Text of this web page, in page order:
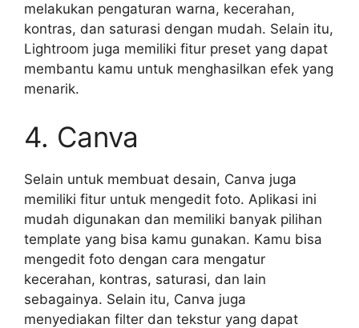
melakukan pengaturan warna, kecerahan,
kontras, dan saturasi dengan mudah. Selain itu,
Lightroom juga memiliki fitur preset yang dapat
membantu kamu untuk menghasilkan efek yang
menarik.
4. Canva
Selain untuk membuat desain, Canva juga
memiliki fitur untuk mengedit foto. Aplikasi ini
mudah digunakan dan memiliki banyak pilihan
template yang bisa kamu gunakan. Kamu bisa
mengedit foto dengan cara mengatur
kecerahan, kontras, saturasi, dan lain
sebagainya. Selain itu, Canva juga
menyediakan filter dan tekstur yang dapat